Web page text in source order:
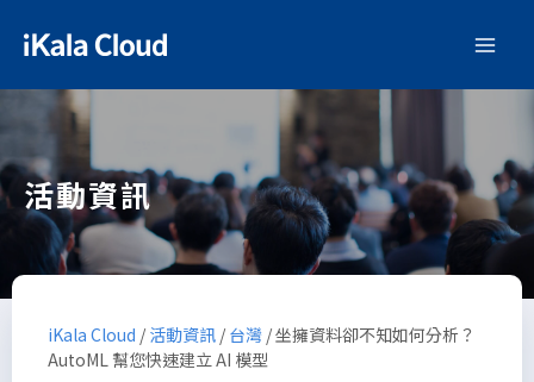
活動資訊
iKala Cloud / 活動資訊 / 台灣 /坐擁資料卻不知如何分析？
AutoML 幫您快速建立 AI 模型